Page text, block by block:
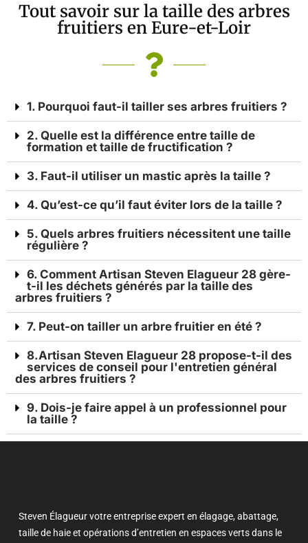
Tout savoir sur la taille des arbres
fruitiers en Eure-et-Loir
1. Pourquoi faut-il tailler ses arbres fruitiers ?
2. Quelle est la différence entre taille de
formation et taille de fructification ?
3. Faut-il utiliser un mastic après la taille ?
4. Qu’est-ce qu’il faut éviter lors de la taille ?
5. Quels arbres fruitiers nécessitent une taille
régulière ?
6. Comment Artisan Steven Elagueur 28 gère-
t-il les déchets générés par la taille des
arbres fruitiers ?
7. Peut-on tailler un arbre fruitier en été ?
8.Artisan Steven Elagueur 28 propose-t-il des
services de conseil pour l'entretien général
des arbres fruitiers ?
9. Dois-je faire appel à un professionnel pour
la taille ?
Steven Élagueur votre entreprise expert en élagage, abattage,
taille de haie et opérations d’entretien en espaces verts dans le